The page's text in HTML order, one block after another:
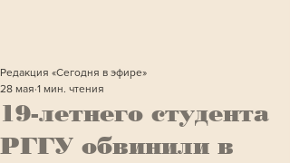
19-летнего студента
РГГУ обвинили в
Редакция «Сегодня в эфире»
28 мая 1 мин. чтения